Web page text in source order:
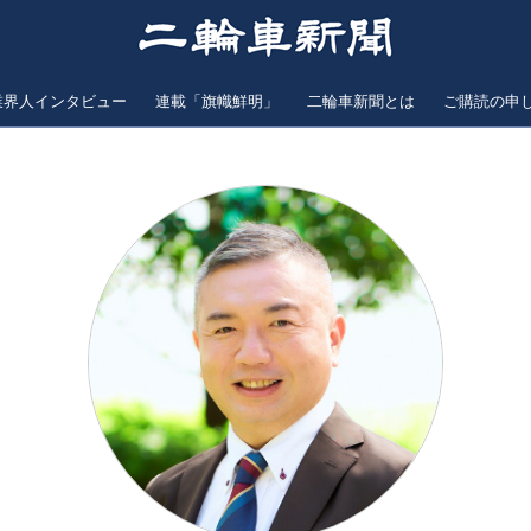
界人インタビュー 連載「旗幟鮮明」 二輪車新聞とは ご購読の申